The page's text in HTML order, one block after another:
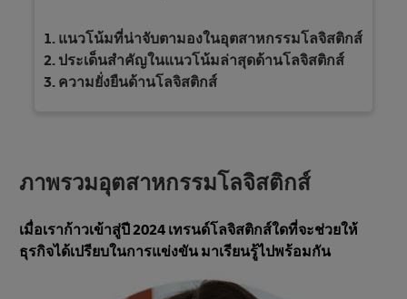
แนวโน้มที่น่าจับตามองในอุตสาหกรรมโลจิสติกส์
ประเด็นสําคัญในแนวโน้มล่าสุดด้านโลจิสติกส์
ความยั่งยืนด้านโลจิสติกส์
ภาพรวมอุตสาหกรรมโลจิสติกส์
เมื่อเราก้าวเข้าสู่ปี 2024 เทรนด์โลจิสติกส์ใดที่จะช่วยให้
ธุรกิจได้เปรียบในการแข่งขัน มาเรียนรู้ไปพร้อมกัน